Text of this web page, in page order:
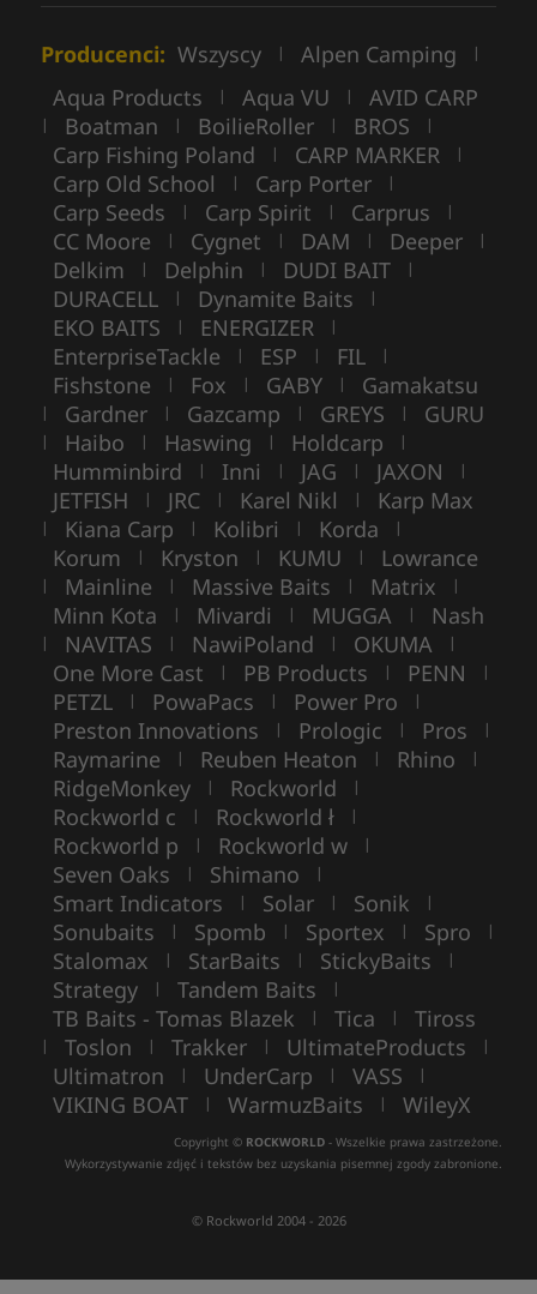
Producenci: Wszyscy | Alpen Camping |
Aqua Products | Aqua VU | AVID CARP
| Boatman | BoilieRoller | BROS |
Carp Fishing Poland | CARP MARKER |
Carp Old School | Carp Porter |
Carp Seeds | Carp Spirit | Carprus |
CC Moore | Cygnet | DAM | Deeper |
Delkim | Delphin | DUDI BAIT |
DURACELL | Dynamite Baits |
EKO BAITS | ENERGIZER |
EnterpriseTackle | ESP | FIL |
Fishstone | Fox | GABY | Gamakatsu
| Gardner | Gazcamp | GREYS | GURU
| Haibo | Haswing | Holdcarp |
Humminbird | Inni | JAG | JAXON |
JETFISH | JRC | Karel Nikl | Karp Max
| Kiana Carp | Kolibri | Korda |
Korum | Kryston | KUMU | Lowrance
| Mainline | Massive Baits | Matrix |
Minn Kota | Mivardi | MUGGA | Nash
| NAVITAS | NawiPoland | OKUMA |
One More Cast | PB Products | PENN |
PETZL | PowaPacs | Power Pro |
Preston Innovations | Prologic | Pros |
Raymarine | Reuben Heaton | Rhino |
RidgeMonkey | Rockworld |
Rockworld c | Rockworld ł |
Rockworld p | Rockworld w |
Seven Oaks | Shimano |
Smart Indicators | Solar | Sonik |
Sonubaits | Spomb | Sportex | Spro |
Stalomax | StarBaits | StickyBaits |
Strategy | Tandem Baits |
TB Baits - Tomas Blazek | Tica | Tiross
| Toslon | Trakker | UltimateProducts |
Ultimatron | UnderCarp | VASS |
VIKING BOAT | WarmuzBaits | WileyX
Copyright © ROCKWORLD - Wszelkie prawa zastrzeżone.
Wykorzystywanie zdjęć i tekstów bez uzyskania pisemnej zgody zabronione.
© Rockworld 2004 - 2026